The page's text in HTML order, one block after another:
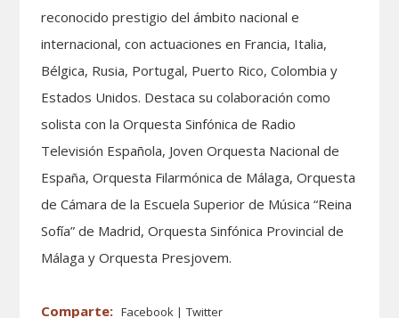
reconocido prestigio del ámbito nacional e
internacional, con actuaciones en Francia, Italia,
Bélgica, Rusia, Portugal, Puerto Rico, Colombia y
Estados Unidos. Destaca su colaboración como
solista con la Orquesta Sinfónica de Radio
Televisión Española, Joven Orquesta Nacional de
España, Orquesta Filarmónica de Málaga, Orquesta
de Cámara de la Escuela Superior de Música “Reina
Sofía” de Madrid, Orquesta Sinfónica Provincial de
Málaga y Orquesta Presjovem.
Facebook Twitter